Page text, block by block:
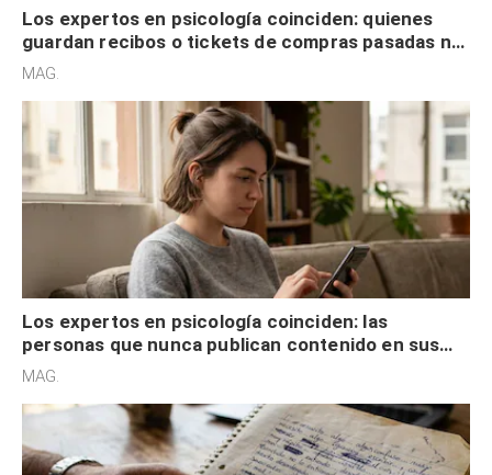
Los expertos en psicología coinciden: quienes
guardan recibos o tickets de compras pasadas no
son acumuladores, sino que tienen necesidad de
MAG.
Los expertos en psicología coinciden: las
personas que nunca publican contenido en sus
redes sociales no pretenden buscar validación
MAG.